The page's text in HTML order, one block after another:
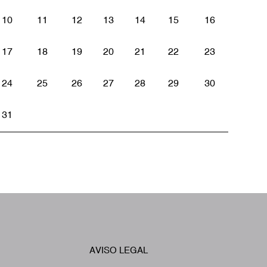
10 11 12 13 14 15 16
17 18 19 20 21 22 23
24 25 26 27 28 29 30
31
Footer
AVISO LEGAL